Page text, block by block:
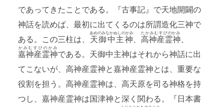
であってきたことである。『古事記』で天地開闢の
神話を読めば、最初に出てくるのは所謂造化三神で
ある。この三柱は、
天御中主神
あめのみなかぬしのかみ
、 高神産霊神
たかみむすびのかみ
、
嘉神産霊神
かみむすびのかみ
である。天御中主神はそれから神話に出
てこないが、高神産霊神と嘉神産霊神とは、重要な
役割を担う。高神産霊神は、高天原を司る神格を持
つし、嘉神産霊神は国津神と深く関わる。『日本書